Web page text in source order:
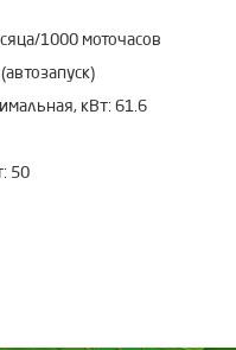
1000 моточасов
кВт: 61.6
50